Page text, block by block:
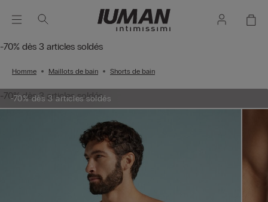
-70% dès 3 articles soldés
Homme Maillots de bain Shorts de bain
-70% dès 3 articles soldés
-70% dès 3 articles soldés